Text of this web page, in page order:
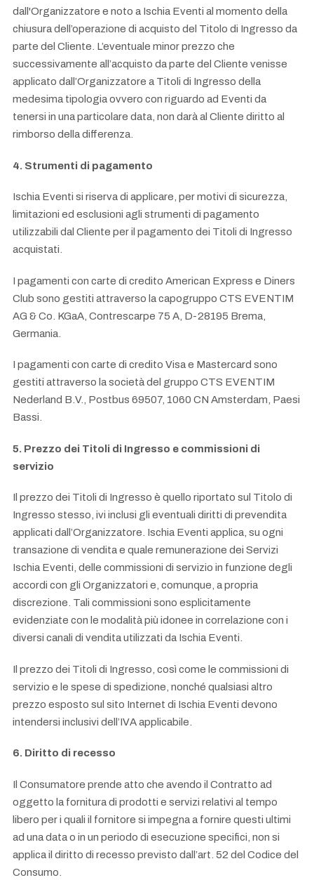
dall'Organizzatore e noto a Ischia Eventi al momento della
chiusura dell’operazione di acquisto del Titolo di Ingresso da
parte del Cliente. L’eventuale minor prezzo che
successivamente all’acquisto da parte del Cliente venisse
applicato dall’Organizzatore a Titoli di Ingresso della
medesima tipologia ovvero con riguardo ad Eventi da
tenersi in una particolare data, non darà al Cliente diritto al
rimborso della differenza.
4. Strumenti di pagamento
Ischia Eventi si riserva di applicare, per motivi di sicurezza,
limitazioni ed esclusioni agli strumenti di pagamento
utilizzabili dal Cliente per il pagamento dei Titoli di Ingresso
acquistati.
I pagamenti con carte di credito American Express e Diners
Club sono gestiti attraverso la capogruppo CTS EVENTIM
AG & Co. KGaA, Contrescarpe 75 A, D-28195 Brema,
Germania.
I pagamenti con carte di credito Visa e Mastercard sono
gestiti attraverso la società del gruppo CTS EVENTIM
Nederland B.V., Postbus 69507, 1060 CN Amsterdam, Paesi
Bassi.
5. Prezzo dei Titoli di Ingresso e commissioni di
servizio
Il prezzo dei Titoli di Ingresso è quello riportato sul Titolo di
Ingresso stesso, ivi inclusi gli eventuali diritti di prevendita
applicati dall’Organizzatore. Ischia Eventi applica, su ogni
transazione di vendita e quale remunerazione dei Servizi
Ischia Eventi, delle commissioni di servizio in funzione degli
accordi con gli Organizzatori e, comunque, a propria
discrezione. Tali commissioni sono esplicitamente
evidenziate con le modalità più idonee in correlazione con i
diversi canali di vendita utilizzati da Ischia Eventi.
Il prezzo dei Titoli di Ingresso, così come le commissioni di
servizio e le spese di spedizione, nonché qualsiasi altro
prezzo esposto sul sito Internet di Ischia Eventi devono
intendersi inclusivi dell’IVA applicabile.
6. Diritto di recesso
Il Consumatore prende atto che avendo il Contratto ad
oggetto la fornitura di prodotti e servizi relativi al tempo
libero per i quali il fornitore si impegna a fornire questi ultimi
ad una data o in un periodo di esecuzione specifici, non si
applica il diritto di recesso previsto dall’art. 52 del Codice del
Consumo.